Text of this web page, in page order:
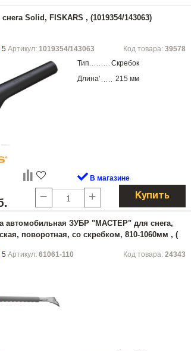
Solid, FISKARS , (1019354/143063)
5 Артикул: 1019354/143063 Код товара: 39578
Тип
Скребок
Длина'
215 мм
В магазине
Купить
автомобильная ЗУБР "МАСТЕР" для снега,
поворотная, со скребком, 810-1060мм , (
5 Артикул: 61061-110 Код товара: 24343